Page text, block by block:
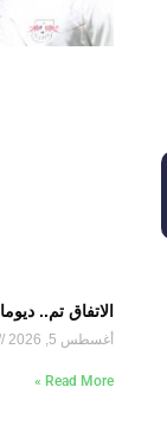
الاتفاق تم..
أغسطس 5, 2026
Read More »